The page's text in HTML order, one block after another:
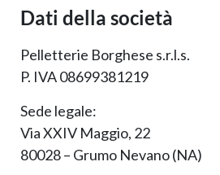
Dati della società
Pelletterie Borghese s.r.l.s.
P. IVA 08699381219
Sede legale:
Via XXIV Maggio, 22
80028 – Grumo Nevano (NA)